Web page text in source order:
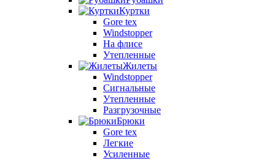
Куртки
Gore tex
Windstopper
На флисе
Утепленные
Жилеты
Windstopper
Сигнальные
Утепленные
Разгрузочные
Брюки
Gore tex
Легкие
Усиленные